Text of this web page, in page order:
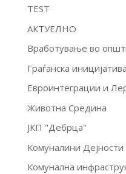
TEST
АКТУЕЛНО
Вработување во
Граѓанска иницијатива
Евроинтеграции и
Животна Средина
ЈКП "Дебрца"
Комуналини Дејности
Комунална